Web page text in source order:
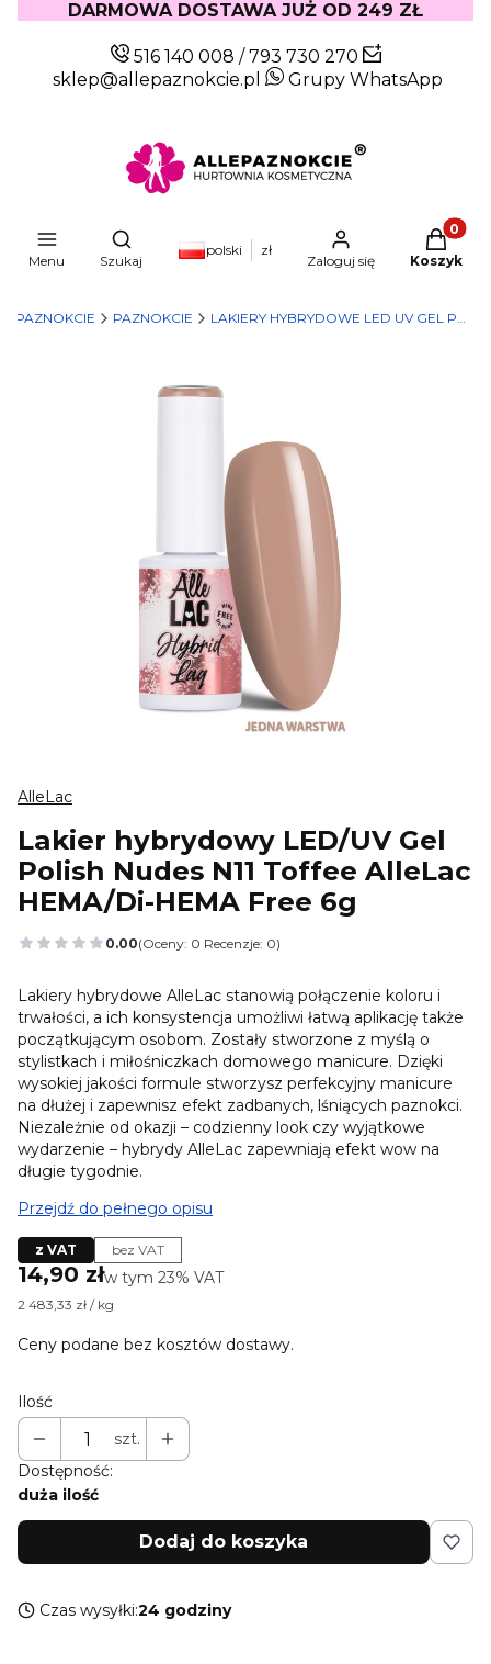
DARMOWA DOSTAWA JUŻ OD 249 ZŁ
516 140 008 /793 730 270
sklep@allepaznokcie.pl
Grupy WhatsApp
Menu
Otwórz wyszukiwarkę
Szukaj
polski zł
Zaloguj się Koszyk
PAZNOKCIE LAKIERY HYBRYDOWE LED UV GEL POLISH
AlleLac
Lakier hybrydowy LED/UV Gel
Polish Nudes N11 Toffee AlleLac
HEMA/Di-HEMA Free 6g
0.00(Oceny: 0 Recenzje: 0)
Przejdź do sekcji Opinie
Lakiery hybrydowe AlleLac stanowią połączenie koloru i
trwałości, a ich konsystencja umożliwi łatwą aplikację także
początkującym osobom. Zostały stworzone z myślą o
stylistkach i miłośniczkach domowego manicure. Dzięki
wysokiej jakości formule stworzysz perfekcyjny manicure
na dłużej i zapewnisz efekt zadbanych, lśniących paznokci.
Niezależnie od okazji – codzienny look czy wyjątkowe
wydarzenie – hybrydy AlleLac zapewniają efekt wow na
długie tygodnie.
Przejdź do pełnego opisu
z VAT bez VAT
Cena
14,90 złw tym 23% VAT
w tym 23% VAT
2 483,33 zł / kg
Ceny podane bez kosztów dostawy.
Ilość
szt.
Dostępność:
duża ilość
Dodaj do koszyka
Czas wysyłki:24 godziny